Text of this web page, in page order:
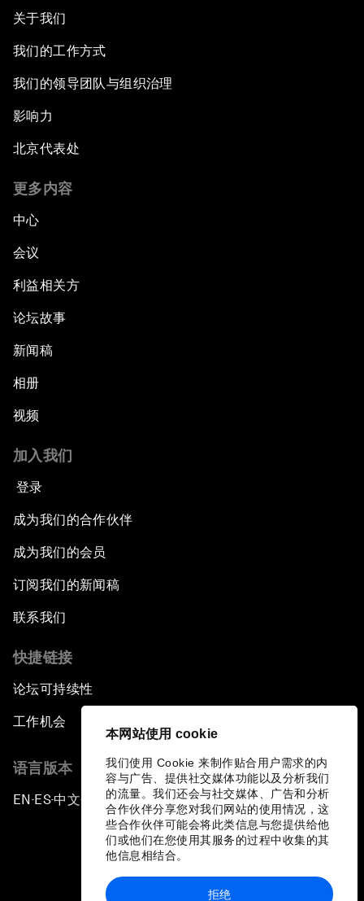
本网站使用 cookie
我们使用 Cookie 来制作贴合用户需求的内
容与广告、提供社交媒体功能以及分析我们
的流量。我们还会与社交媒体、广告和分析
合作伙伴分享您对我们网站的使用情况，这
些合作伙伴可能会将此类信息与您提供给他
们或他们在您使用其服务的过程中收集的其
他信息相结合。
拒绝
关于我们
我们的工作方式
我们的领导团队与组织治理
影响力
北京代表处
更多内容
中心
会议
利益相关方
论坛故事
新闻稿
相册
视频
加入我们
登录
成为我们的合作伙伴
成为我们的会员
订阅我们的新闻稿
联系我们
快捷链接
论坛可持续性
工作机会
语言版本
EN ▪ES▪中文▪ 日本語